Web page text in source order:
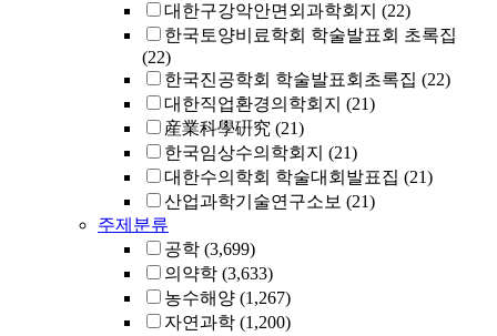
대한구강악안면외과학회지 (22)
한국토양비료학회 학술발표회 초록집
(22)
한국진공학회 학술발표회초록집 (22)
대한직업환경의학회지 (21)
産業科學硏究 (21)
한국임상수의학회지 (21)
대한수의학회 학술대회발표집 (21)
산업과학기술연구소보 (21)
주제분류
공학 (3,699)
의약학 (3,633)
농수해양 (1,267)
자연과학 (1,200)